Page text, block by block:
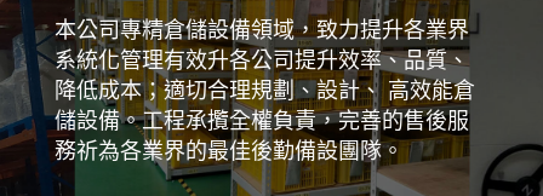
本公司專精倉儲設備領域，致力提升各業界
系統化管理有效升各公司提升效率、品質、
降低成本；適切合理規劃、設計、 高效能倉
儲設備。工程承攬全權負責，完善的售後服
務祈為各業界的最佳後勤備設團隊。
本公司專精倉儲設備領域，致力提升各業界
系統化管理有效升各公司提升效率、品質、
降低成本；適切合理規劃、設計、 高效能倉
儲設備。工程承攬全權負責，完善的售後服
務祈為各業界的最佳後勤備設團隊。